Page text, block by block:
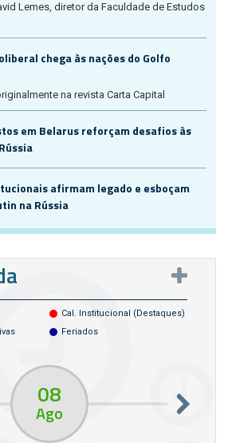
Lemes, diretor da Faculdade de Estudos
chega às nações do Golfo
na revista Carta Capital
em Belarus reforçam desafios às
afirmam legado e esboçam
na Rússia
Cal. Institucional (destaques)
Feriados
08
Ago